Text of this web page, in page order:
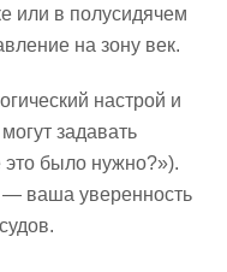
или в полусидячем
на зону век.
настрой и
задавать
было нужно?»).
— ваша уверенность